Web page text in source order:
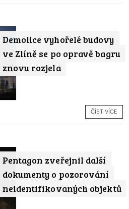
Demolice vyhořelé budovy
ve Zlíně se po opravě bagru
znovu rozjela
ČÍST VÍCE
Pentagon zveřejnil další
dokumenty o pozorování
neidentifikovaných objektů